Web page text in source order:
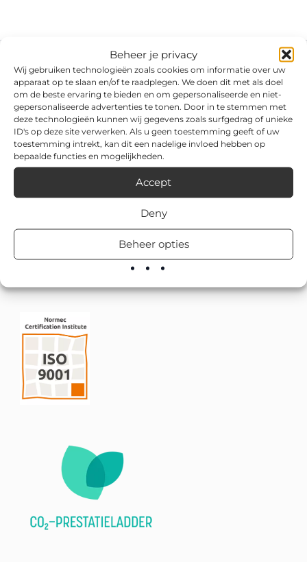
Beheer je privacy
Wij gebruiken technologieën zoals cookies om informatie over uw
apparaat op te slaan en/of te raadplegen. We doen dit met als doel
om de beste ervaring te bieden en om gepersonaliseerde en niet-
gepersonaliseerde advertenties te tonen. Door in te stemmen met
deze technologieën kunnen wij gegevens zoals surfgedrag of unieke
ID's op deze site verwerken. Als u geen toestemming geeft of uw
toestemming intrekt, kan dit een nadelige invloed hebben op
bepaalde functies en mogelijkheden.
Accept
Deny
Beheer opties